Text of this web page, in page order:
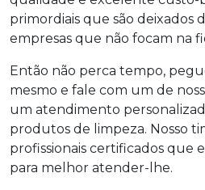
primordiais que são deixados
empresas que não focam na
Então não perca tempo,
mesmo e fale com um de
um atendimento
produtos de limpeza. Nosso
profissionais certificados que
para melhor atender-lhe.